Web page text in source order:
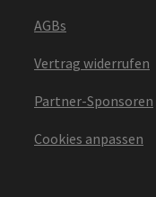
AGBs
Vertrag widerrufen
Partner-Sponsoren
Cookies anpassen